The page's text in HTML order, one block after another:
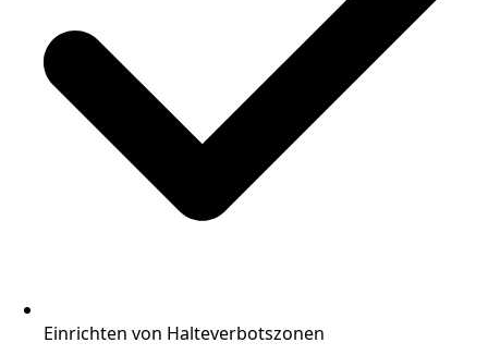
Einrichten von Halteverbotszonen